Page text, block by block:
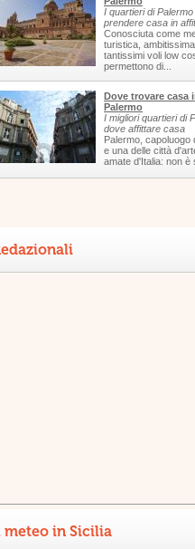
I quartieri di
prendere casa in
Conosciuta come
turistica,
tantissimi voli low
permettono di...
Dove trovare casa
Palermo
I migliori quartieri di
dove affittare casa
Palermo, capoluogo
e una delle città
amate d'Italia: non è
meteo in Sicilia